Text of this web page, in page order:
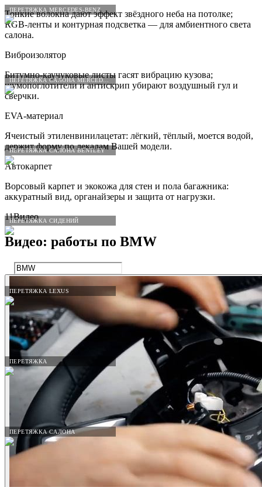
ПЕРЕТЯЖКА MERCEDES-BENZ
ПЕРЕТЯЖКА САЛОНА MERCEDES-BENZ
ПЕРЕТЯЖКА САЛОНА BENTLEY
ПЕРЕТЯЖКА СИДЕНИЙ
ПЕРЕТЯЖКА LEXUS
ПЕРЕТЯЖКА
ПЕРЕТЯЖКА САЛОНА
Тонкие волокна дают эффект звёздного неба на потолке;
RGB-ленты и контурная подсветка — для амбиентного света
салона.
Виброизолятор
Битумно-каучуковые листы гасят вибрацию кузова;
шумопоглотители и антискрип убирают воздушный гул и
сверчки.
EVA-материал
Ячеистый этиленвинилацетат: лёгкий, тёплый, моется водой,
держит форму по лекалам Вашей модели.
Автокарпет
Ворсовый карпет и экокожа для стен и пола багажника:
аккуратный вид, органайзеры и защита от нагрузки.
11Видео
Видео: работы по BMW